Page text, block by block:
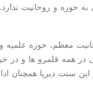
به حوزه و روحانیت ندارد.
معظم، حوزه
همه قلمرو ها و در
این سنت دیرپا همچنان